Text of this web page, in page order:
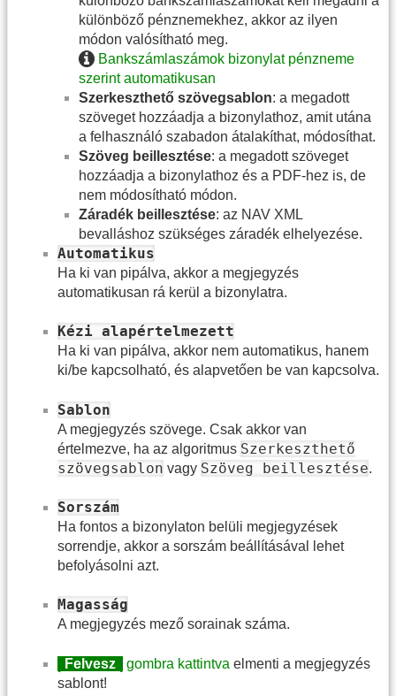
különböző pénznemekhez, akkor az ilyen
módon valósítható meg.
Bankszámlaszámok bizonylat pénzneme
szerint automatikusan
Szerkeszthető szövegsablon: a megadott
szöveget hozzáadja a bizonylathoz, amit utána
a felhasználó szabadon átalakíthat, módosíthat.
Szöveg beillesztése: a megadott szöveget
hozzáadja a bizonylathoz és a PDF-hez is, de
nem módosítható módon.
Záradék beillesztése: az NAV XML
bevalláshoz szükséges záradék elhelyezése.
Automatikus
Ha ki van pipálva, akkor a megjegyzés
automatikusan rá kerül a bizonylatra.
Kézi alapértelmezett
Ha ki van pipálva, akkor nem automatikus, hanem
ki/be kapcsolható, és alapvetően be van kapcsolva.
Sablon
A megjegyzés szövege. Csak akkor van
értelmezve, ha az algoritmus Szerkeszthető
szövegsablon vagy Szöveg beillesztése.
Sorszám
Ha fontos a bizonylaton belüli megjegyzések
sorrendje, akkor a sorszám beállításával lehet
befolyásolni azt.
Magasság
A megjegyzés mező sorainak száma.
Felvesz gombra kattintva elmenti a megjegyzés
sablont!